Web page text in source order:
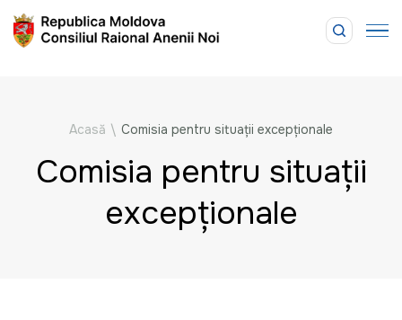
Acasă \ Comisia pentru situații excepționale
Comisia pentru situații
excepționale